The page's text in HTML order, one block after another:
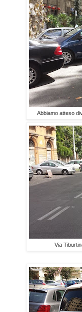
Abbiamo atteso
Via